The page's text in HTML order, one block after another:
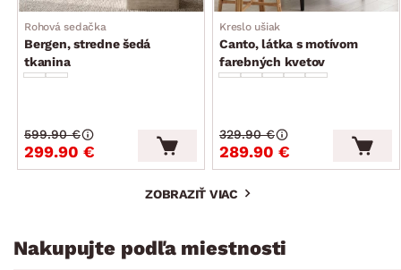
Rohová sedačka
Bergen, stredne šedá
tkanina
299.90 €
599.90 €
Kreslo ušiak
Canto, látka s motívom
farebných kvetov
289.90 €
329.90 €
ZOBRAZIŤ VIAC
Nakupujte podľa miestnosti